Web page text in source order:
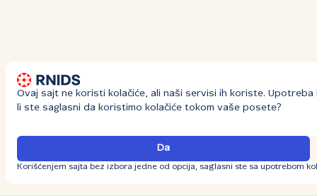
Ovaj sajt ne koristi kolačiće, ali naši servisi ih koriste. Upotreba
li ste saglasni da koristimo kolačiće tokom vaše posete?
Da
Korišćenjem sajta bez izbora jedne od opcija, saglasni ste sa upotrebom